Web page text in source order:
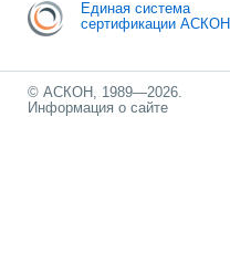
Единая система
сертификации АСКОН
© АСКОН, 1989—2026.
Информация о сайте